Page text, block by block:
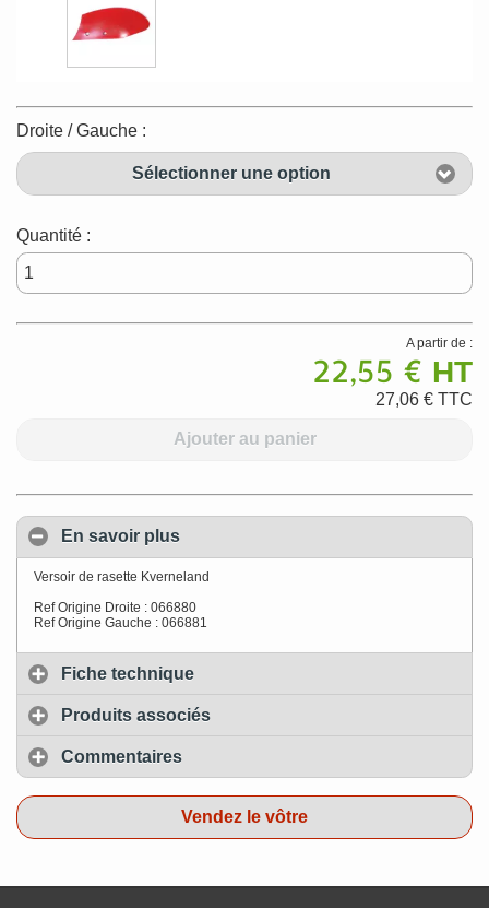
Droite / Gauche :
Sélectionner une option
Quantité :
A partir de :
22,55 € HT
27,06 € TTC
Ajouter au panier
En savoir plus
Versoir de rasette Kverneland
Ref Origine Droite : 066880
Ref Origine Gauche : 066881
Fiche technique
Produits associés
Commentaires
Vendez le vôtre